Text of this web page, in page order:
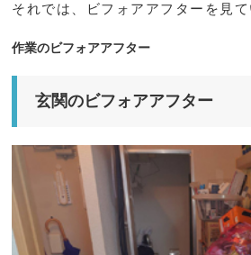
それでは、ビフォアアフターを見て
作業のビフォアアフター
玄関のビフォアアフター